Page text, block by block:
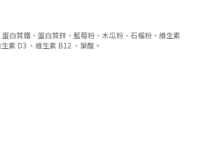
白質鐵、蛋白質鋅、藍莓粉、木瓜粉、石榴粉、維生素
素 D3 、維生素 B12 、葉酸。